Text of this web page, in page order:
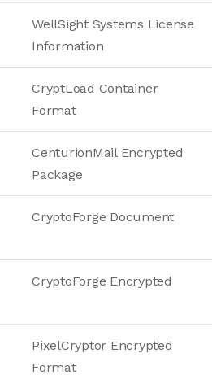
WellSight Systems License
Information
CryptLoad Container
Format
CenturionMail Encrypted
Package
CryptoForge Document
CryptoForge Encrypted
PixelCryptor Encrypted
Format